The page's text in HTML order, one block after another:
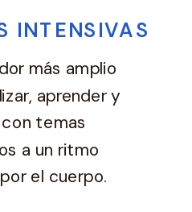
más amplio
aprender y
temas
a un ritmo
el cuerpo.
INTENSIVAS